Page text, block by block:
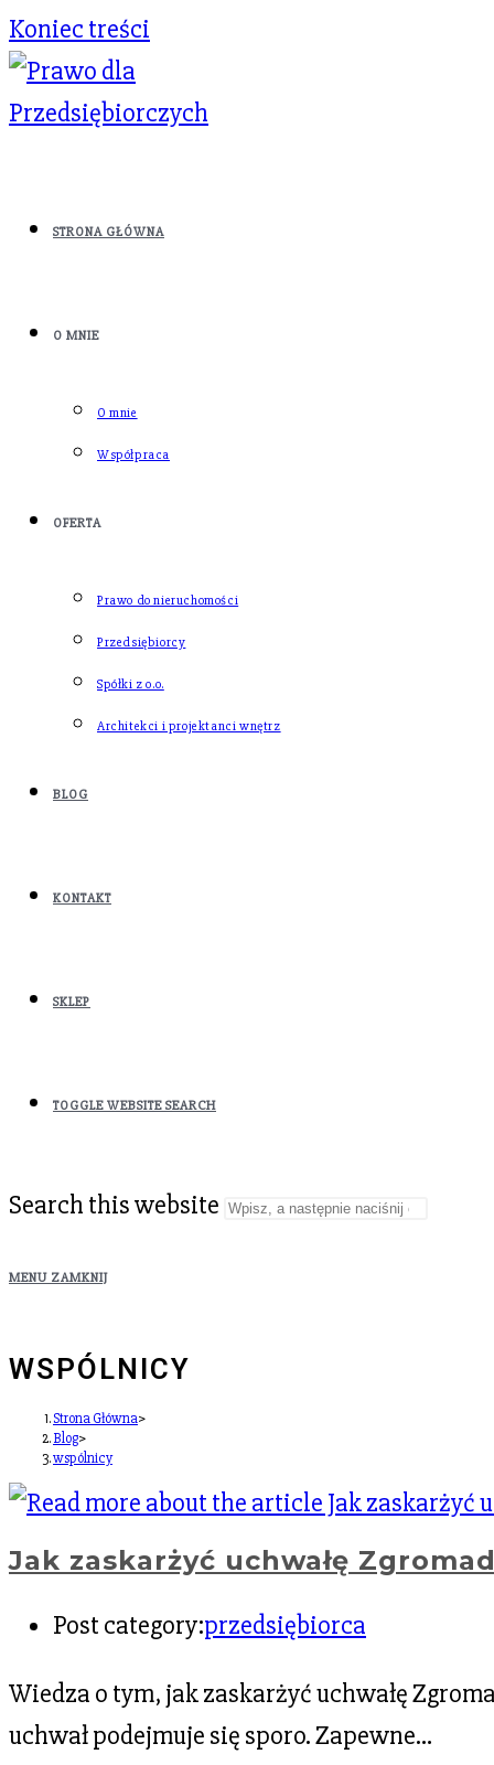
Koniec treści
STRONA GŁÓWNA
O MNIE
O mnie
Współpraca
OFERTA
Prawo do nieruchomości
Przedsiębiorcy
Spółki z o.o.
Architekci i projektanci wnętrz
BLOG
KONTAKT
SKLEP
TOGGLE WEBSITE SEARCH
Search this website
MENU ZAMKNIJ
WSPÓLNICY
Strona Główna>
Blog>
wspólnicy
Jak zaskarżyć uchwałę
Post category:przedsiębiorca
Wiedza o tym, jak zaskarżyć uchwałę
uchwał podejmuje się sporo. Zapewne…